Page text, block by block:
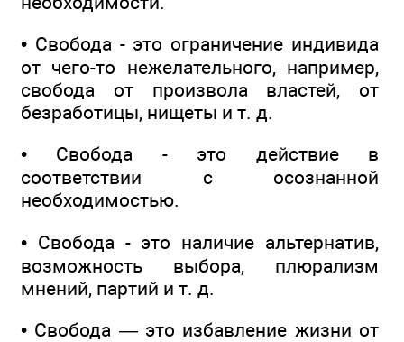
• Свобода - это ограничение индивида
от чего-то нежелательного, например,
свобода от произвола властей, от
безработицы, нищеты и т. д.
• Свобода - это действие в
соответствии с осознанной
необходимостью.
• Свобода - это наличие альтернатив,
возможность выбора, плюрализм
мнений, партий и т. д.
• Свобода — это избавление жизни от